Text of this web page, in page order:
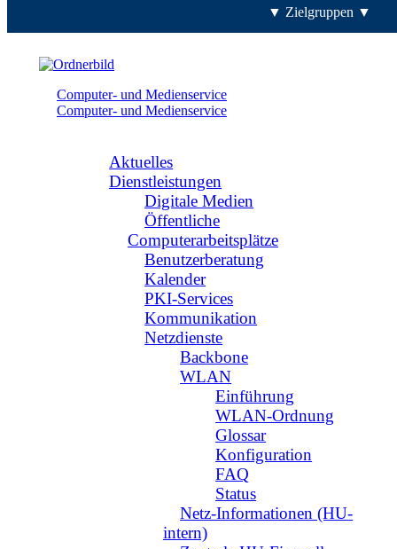
▼ Zielgruppen ▼
Computer- und Medienservice
Computer- und Medienservice
Aktuelles
Dienstleistungen
Digitale Medien
Öffentliche
Computerarbeitsplätze
Benutzerberatung
Kalender
PKI-Services
Kommunikation
Netzdienste
Backbone
WLAN
Einführung
WLAN-Ordnung
Glossar
Konfiguration
FAQ
Status
Netz-Informationen (HU-
intern)